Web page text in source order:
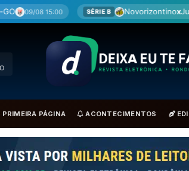
B NovorizontinoxJuventude 09/08 15:00
PRIMEIRA PÁGINA ACONTECIMENTOS